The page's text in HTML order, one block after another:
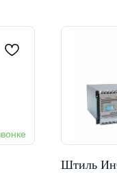
Штиль